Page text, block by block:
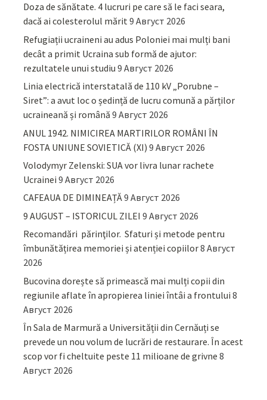
Doza de sănătate. 4 lucruri pe care să le faci seara,
dacă ai colesterolul mărit9 Август 2026
Refugiații ucraineni au adus Poloniei mai mulți bani
decât a primit Ucraina sub formă de ajutor:
rezultatele unui studiu 9 Август 2026
Linia electrică interstatală de 110 kV „Porubne –
Siret”: a avut loc o ședință de lucru comună a părților
ucraineană și română 9 Август 2026
ANUL 1942. NIMICIREA MARTIRILOR ROMÂNI ÎN
FOSTA UNIUNE SOVIETICĂ (XI) 9 Август 2026
Volodymyr Zelenski: SUA vor livra lunar rachete
Ucrainei 9 Август 2026
CAFEAUA DE DIMINEAȚĂ9 Август 2026
9 AUGUST – ISTORICUL ZILEI 9 Август 2026
Recomandări părinţilor. Sfaturi și metode pentru
îmbunătățirea memoriei și atenției copiilor8 Август
2026
Bucovina dorește să primească mai mulți copii din
regiunile aflate în apropierea liniei întâi a frontului 8
Август 2026
În Sala de Marmură a Universității din Cernăuți se
prevede un nou volum de lucrări de restaurare. În acest
scop vor fi cheltuite peste 11 milioane de grivne 8
Август 2026